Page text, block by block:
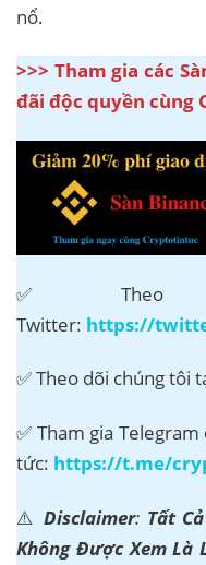
nổ.
>>> Tham gia các
đãi độc quyền cùng
✅ Theo
Twitter: https://
✅ Theo dõi chúng tôi
✅ Tham gia
tức: https://t.me/
⚠️Disclaimer: Tất
Không Được Xem Là